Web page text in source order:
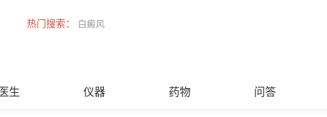
热门搜索： 白癜风
医生 仪器 药物 问答